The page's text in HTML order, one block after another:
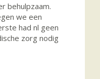
behulpzaam.
we een
had nl geen
zorg nodig